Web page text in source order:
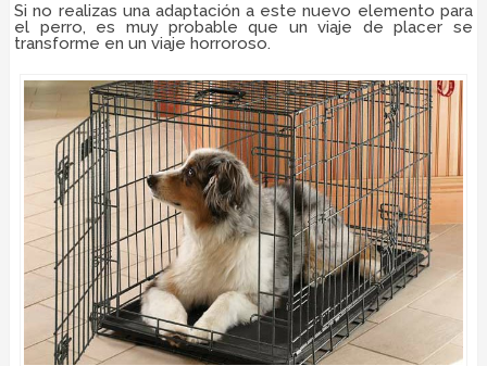
Si no realizas una adaptación a este nuevo elemento para
el perro, es muy probable que un viaje de placer se
transforme en un viaje horroroso.